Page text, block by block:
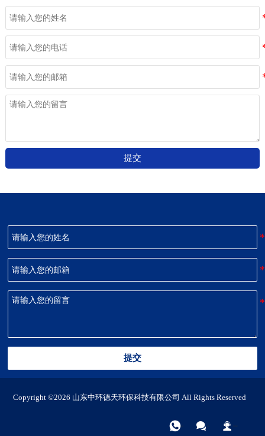
提交
提交
Copyright ©2026 山东中环德天环保科技有限公司 All Rights Reserved
  